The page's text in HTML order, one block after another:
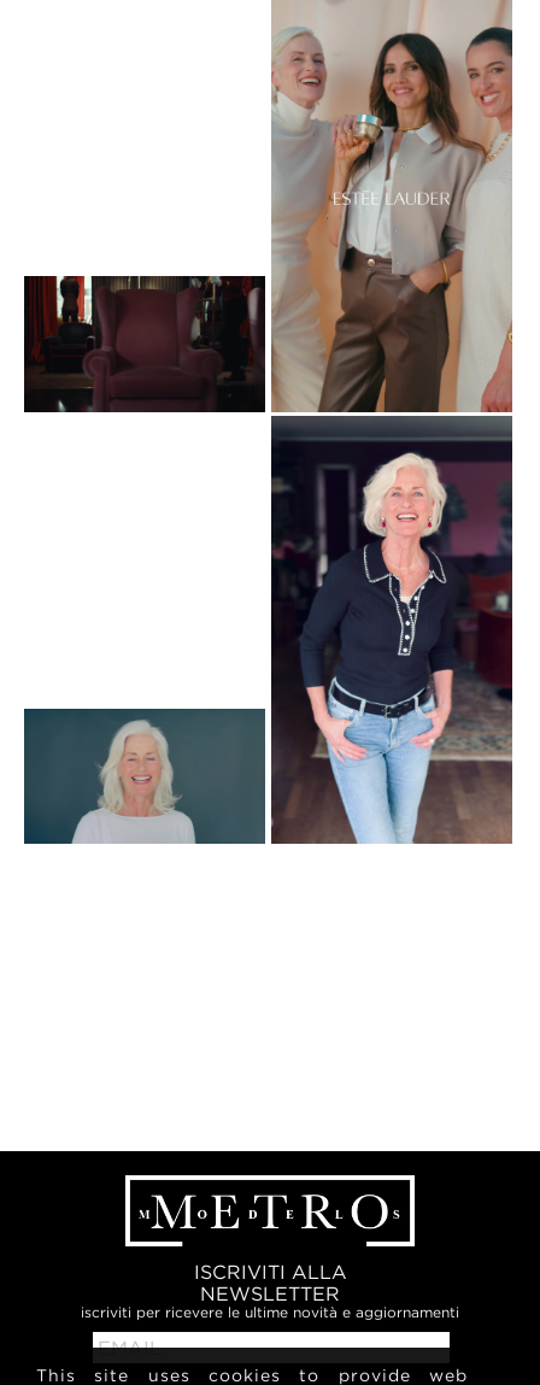
ISCRIVITI ALLA
NEWSLETTER
iscriviti per ricevere le ultime novità e aggiornamenti
This site uses cookies to provide web